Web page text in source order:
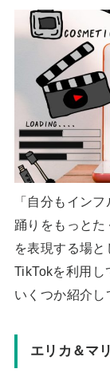
「自分もイン
踊りをもっと
を表現する場と
TikTokを利用し
いくつか紹介し
エリカ＆マ